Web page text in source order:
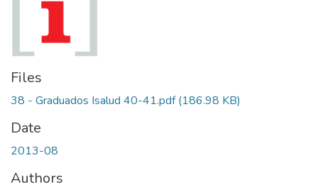
Files
38 - Graduados Isalud 40-41.pdf(186.98 KB)
Date
2013-08
Authors